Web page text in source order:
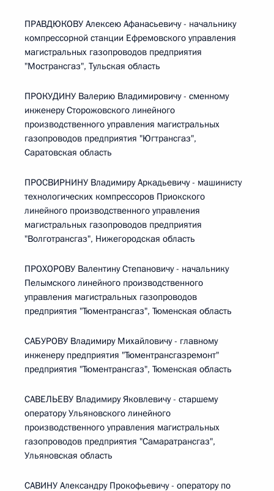
ПРАВДЮКОВУ Алексею Афанасьевичу - начальнику
компрессорной станции Ефремовского управления
магистральных газопроводов предприятия
"Мострансгаз", Тульская область
ПРОКУДИНУ Валерию Владимировичу - сменному
инженеру Сторожовского линейного
производственного управления магистральных
газопроводов предприятия "Югтрансгаз",
Саратовская область
ПРОСВИРНИНУ Владимиру Аркадьевичу - машинисту
технологических компрессоров Приокского
линейного производственного управления
магистральных газопроводов предприятия
"Волготрансгаз", Нижегородская область
ПРОХОРОВУ Валентину Степановичу - начальнику
Пелымского линейного производственного
управления магистральных газопроводов
предприятия "Тюментрансгаз", Тюменская область
САБУРОВУ Владимиру Михайловичу - главному
инженеру предприятия "Тюментрансгазремонт"
предприятия "Тюментрансгаз", Тюменская область
САВЕЛЬЕВУ Владимиру Яковлевичу - старшему
оператору Ульяновского линейного
производственного управления магистральных
газопроводов предприятия "Самаратрансгаз",
Ульяновская область
САВИНУ Александру Прокофьевичу - оператору по